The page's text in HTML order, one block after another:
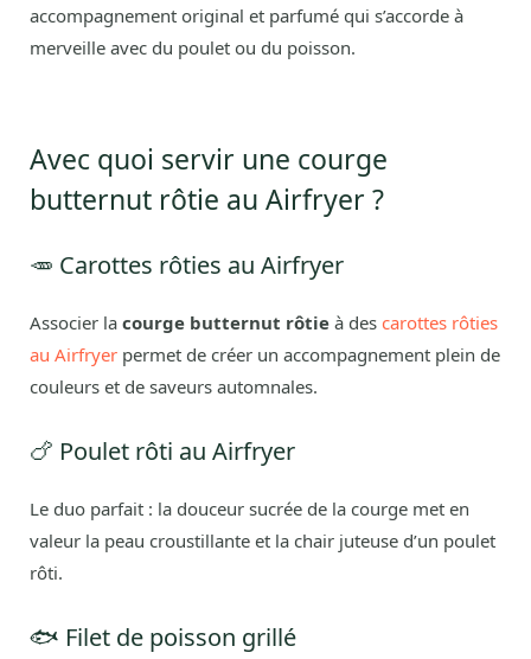
accompagnement original et parfumé qui s’accorde à
merveille avec du poulet ou du poisson.
Avec quoi servir une courge
butternut rôtie au Airfryer ?
🥕 Carottes rôties au Airfryer
Associer la courge butternut rôtie à des carottes rôties
au Airfryer permet de créer un accompagnement plein de
couleurs et de saveurs automnales.
🍗 Poulet rôti au Airfryer
Le duo parfait : la douceur sucrée de la courge met en
valeur la peau croustillante et la chair juteuse d’un poulet
rôti.
🐟 Filet de poisson grillé